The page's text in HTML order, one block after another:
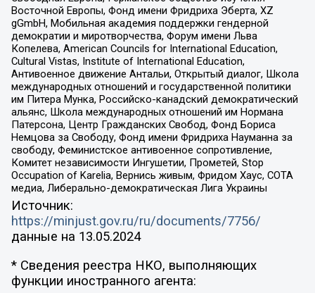
Восточной Европы, Фонд имени Фридриха Эберта, XZ
gGmbH, Мобильная академия поддержки гендерной
демократии и миротворчества, Форум имени Льва
Копелева, American Councils for International Education,
Cultural Vistas, Institute of International Education,
Антивоенное движение Антальи, Открытый диалог, Школа
международных отношений и государственной политики
им Питера Мунка, Российско-канадский демократический
альянс, Школа международных отношений им Нормана
Патерсона, Центр Гражданских Свобод, Фонд Бориса
Немцова за Свободу, Фонд имени Фридриха Науманна за
свободу, Феминистское антивоенное сопротивление,
Комитет независимости Ингушетии, Прометей, Stop
Occupation of Karelia, Вернись живым, Фридом Хаус, СОТА
медиа, Либерально-демократическая Лига Украины
Источник:
https://minjust.gov.ru/ru/documents/7756/
данные на 13.05.2024
* Сведения реестра НКО, выполняющих
функции иностранного агента: